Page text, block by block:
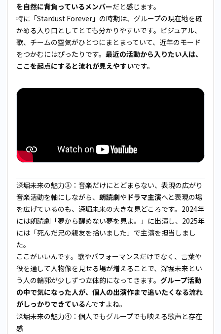
を自然に背負っているメンバーだと感じます。
特に「Stardust Forever」の時期は、グループの現在地を確
かめる入り口としてとても分かりやすいです。ビジュアル、
歌、チームの空気がひとつにまとまっていて、近年のモード
をつかむにはぴったりです。 最近の活動から入りたい人は、
ここを起点にすると流れが見えやすいです。
深堀未来の魅力③：音楽だけにとどまらない、表現の広がり
音楽活動を軸にしながら、 朗読劇や ドラマ主演へと表現の場
を広げているのも、深堀未来の大きな見どころです。2024年
には朗読劇「夢から醒めない夢を見よ。」に出演し、2025年
には「死んだ兄の親友を拾いました」で主演を担当しまし
た。
ここがいいんです。歌やパフォーマンスだけでなく、言葉や
役を通して人物像を見せる場が増えることで、深堀未来とい
う人の輪郭が少しずつ立体的になってきます。 グループ活動
の中で気になった人が、個人の出演作まで追いたくなる流れ
がしっかりできているんですよね。
深堀未来の魅力④：個人でもグループでも映える歌声と存在
感